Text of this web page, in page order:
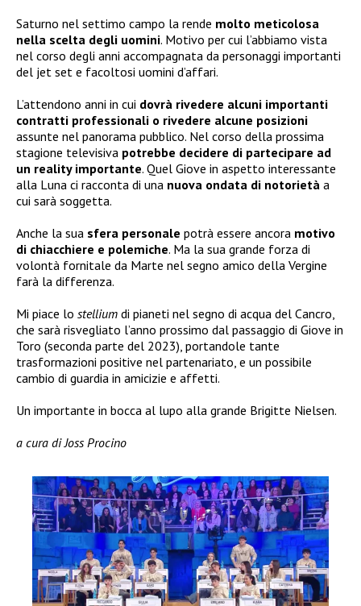
Saturno nel settimo campo la rende molto meticolosa
nella scelta degli uomini. Motivo per cui l’abbiamo vista
nel corso degli anni accompagnata da personaggi importanti
del jet set e facoltosi uomini d’affari.
L’attendono anni in cui dovrà rivedere alcuni importanti
contratti professionali o rivedere alcune posizioni
assunte nel panorama pubblico. Nel corso della prossima
stagione televisiva potrebbe decidere di partecipare ad
un reality importante. Quel Giove in aspetto interessante
alla Luna ci racconta di una nuova ondata di notorietà a
cui sarà soggetta.
Anche la sua sfera personale potrà essere ancora motivo
di chiacchiere e polemiche. Ma la sua grande forza di
volontà fornitale da Marte nel segno amico della Vergine
farà la differenza.
Mi piace lo stellium di pianeti nel segno di acqua del Cancro,
che sarà risvegliato l’anno prossimo dal passaggio di Giove in
Toro (seconda parte del 2023), portandole tante
trasformazioni positive nel partenariato, e un possibile
cambio di guardia in amicizie e affetti.
Un importante in bocca al lupo alla grande Brigitte Nielsen.
a cura di Joss Procino